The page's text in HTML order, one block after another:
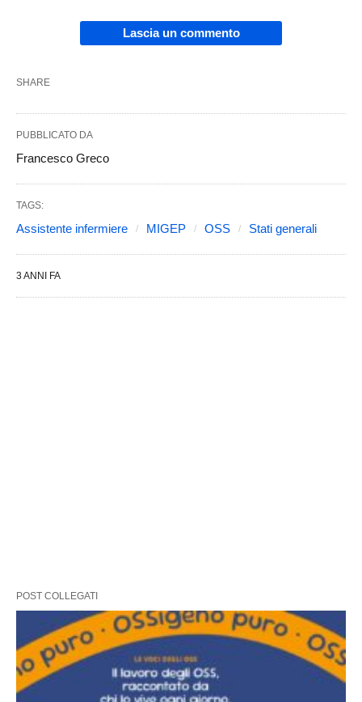
Lascia un commento
SHARE
PUBBLICATO DA
Francesco Greco
TAGS:
Assistente infermiere MIGEP OSS Stati generali
3 ANNI FA
POST COLLEGATI